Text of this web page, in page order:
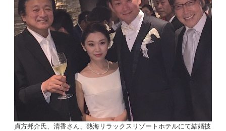
貞方邦介氏、清香さん、熱海リラックスリゾートホテルにて結婚披